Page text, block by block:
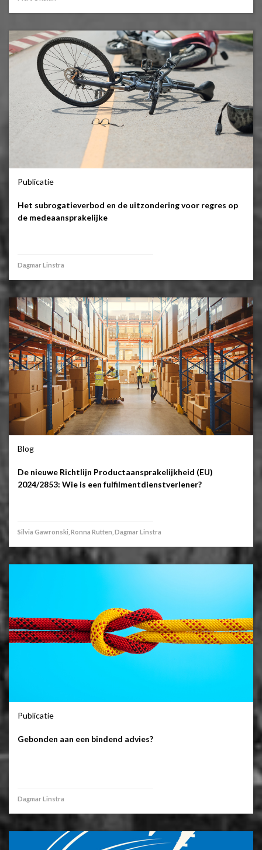
Publicatie
Het subrogatieverbod en de uitzondering voor regres op
de medeaansprakelijke
Dagmar Linstra
Blog
De nieuwe Richtlijn Productaansprakelijkheid (EU)
2024/2853: Wie is een fulfilmentdienstverlener?
Silvia Gawronski, Ronna Rutten, Dagmar Linstra
Publicatie
Gebonden aan een bindend advies?
Dagmar Linstra